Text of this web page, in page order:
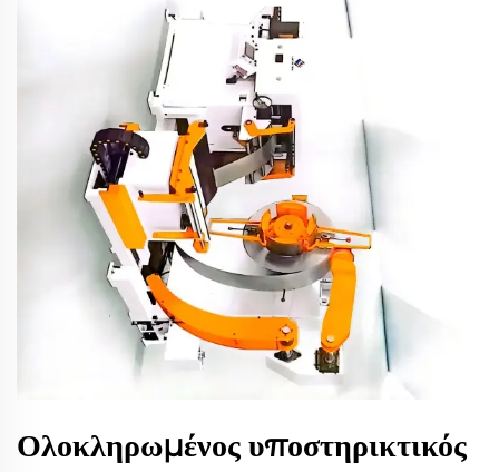
Ολοκληρωμένος υποστηρικτικός